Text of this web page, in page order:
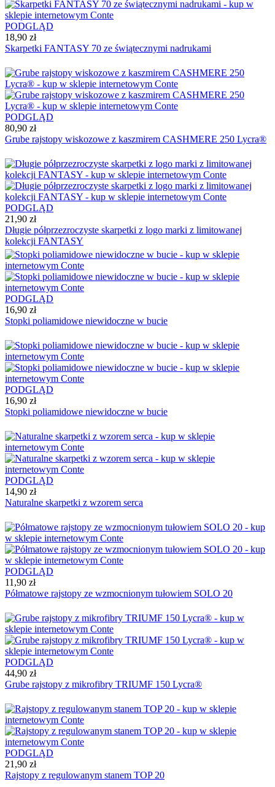
PODGLĄD
18,90 zł
Skarpetki FANTASY 70 ze świątecznymi nadrukami
PODGLĄD
80,90 zł
Grube rajstopy wiskozowe z kaszmirem CASHMERE 250 Lycra®
PODGLĄD
21,90 zł
Długie półprzezroczyste skarpetki z logo marki z limitowanej
kolekcji FANTASY
PODGLĄD
16,90 zł
Stopki poliamidowe niewidoczne w bucie
PODGLĄD
16,90 zł
Stopki poliamidowe niewidoczne w bucie
PODGLĄD
14,90 zł
Naturalne skarpetki z wzorem serca
PODGLĄD
11,90 zł
Półmatowe rajstopy ze wzmocnionym tułowiem SOLO 20
PODGLĄD
44,90 zł
Grube rajstopy z mikrofibry TRIUMF 150 Lycra®
PODGLĄD
21,90 zł
Rajstopy z regulowanym stanem TOP 20